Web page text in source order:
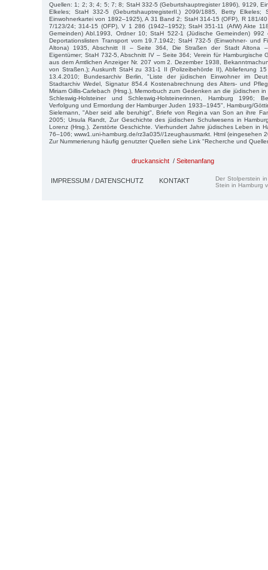
Quellen: 1; 2; 3; 4; 5; 7; 8; StaH 332-5 (Geburtshauptregister 1896), 9129,
Elkeles; StaH 332-5 (GeburtshauptregisterII.) 2099/1885, Betty Elkeles;
Einwohnerkartei von 1892–1925), A 31 Band 2; StaH 314-15 (OFP), R 181/
7/123/24; 314-15 (OFP), V 1 286 (1942–1952); StaH 351-11 (AfW) Akte
Gemeinden) Abl.1993, Ordner 10; StaH 522-1 (Jüdische Gemeinden)
Deportationslisten Transport vom 19.7.1942; StaH 732-5 (Einwohner- und
Altona) 1935, Abschnitt II – Seite 364, Die Straßen der Stadt Altona
Eigentümer; StaH 732-5, Abschnitt IV – Seite 364; Verein für Hamburgische
aus dem Amtlichen Anzeiger Nr. 207 vom 2. Dezember 1938,
von Straßen.); Auskunft StaH zu 331-1 II (Polizeibehörde II), Ablieferung
13.4.2010; Bundesarchiv Berlin, "Liste der jüdischen Einwohner im
Stadtarchiv Wedel, Signatur 854.4 Kostenabrechnung des Alters- und
Miriam Gillis-Carlebach (Hrsg.), Memorbuch zum Gedenken an die jüdischen
Schleswig-Holsteiner und Schles­wig-Holsteinerinnen, Hamburg 1996;
Verfolgung und Ermordung der Hamburger Juden 1933–1945", Hamburg/
Sielemann, "Aber seid alle be­ruhigt", Briefe von Regina van Son an ihre
2005; Ursula Randt, Zur Ge­schichte des jüdischen Schulwesens in
Lorenz (Hrsg.). Zerstörte Ge­schichte. Vierhundert Jahre jüdisches Leben in
76–106; www1.uni-hamburg.de/rz3a035//1zeughausmarkt. Html (eingesehen
Zur Nummerierung häufig genutzter Quellen siehe Link "Recherche und
druckansicht / Seitenanfang
IMPRESSUM / DATENSCHUTZ KONTAKT
Der Stolperstein
Stein in Hamburg